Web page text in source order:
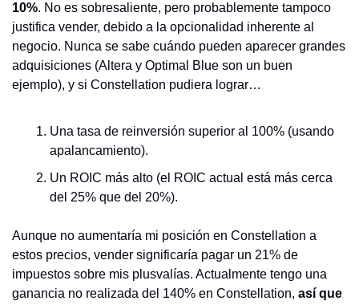
10%. No es sobresaliente, pero probablemente tampoco
justifica vender, debido a la opcionalidad inherente al
negocio. Nunca se sabe cuándo pueden aparecer grandes
adquisiciones (Altera y Optimal Blue son un buen
ejemplo), y si Constellation pudiera lograr…
Una tasa de reinversión superior al 100% (usando
apalancamiento).
Un ROIC más alto (el ROIC actual está más cerca
del 25% que del 20%).
Aunque no aumentaría mi posición en Constellation a
estos precios, vender significaría pagar un 21% de
impuestos sobre mis plusvalías. Actualmente tengo una
ganancia no realizada del 140% en Constellation, así que